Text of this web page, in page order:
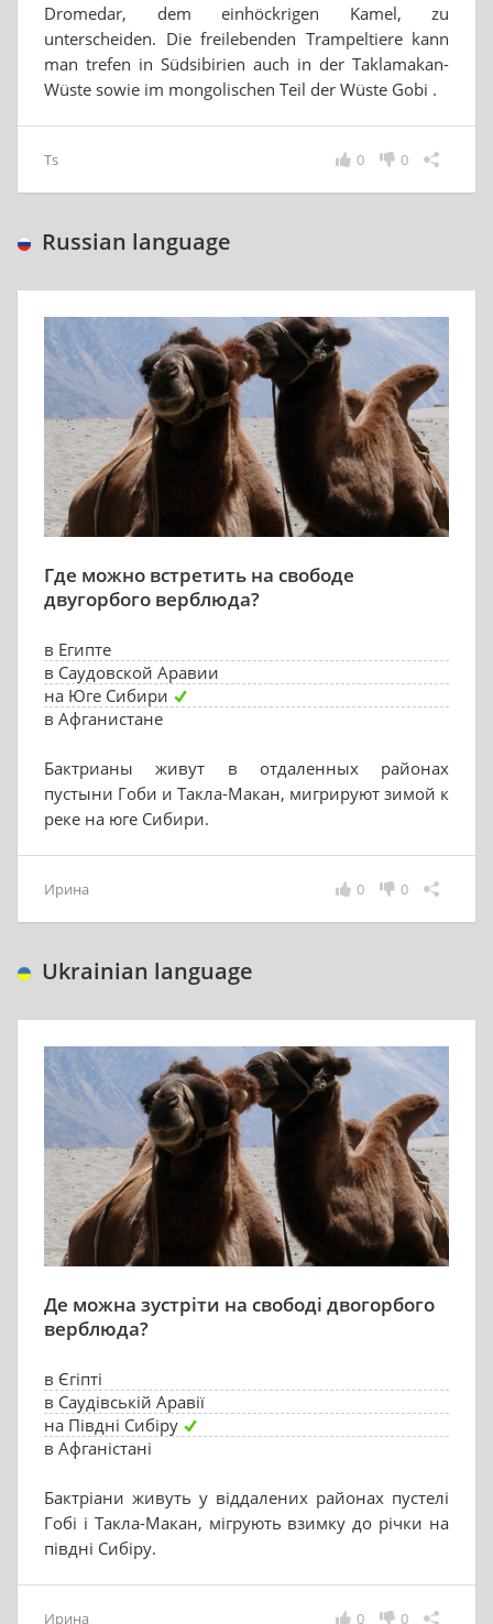
Dromedar, dem einhöckrigen Kamel, zu
unterscheiden. Die freilebenden Trampeltiere kann
man trefen in Südsibirien auch in der Taklamakan-
Wüste sowie im mongolischen Teil der Wüste Gobi .
Ts 0
0
Russian language
Где можно встретить на свободе
двугорбого верблюда?
в Египте
в Саудовской Аравии
на Юге Сибири
в Афганистане
Бактрианы живут в отдаленных районах
пустыни Гоби и Такла-Макан, мигрируют зимой к
реке на юге Сибири.
Ирина 0
0
Ukrainian language
Де можна зустріти на свободі двогорбого
верблюда?
в Єгіпті
в Саудівській Аравії
на Півдні Сибіру
в Афганістані
Бактріани живуть у віддалених районах пустелі
Гобі і Такла-Макан, мігрують взимку до річки на
півдні Сибіру.
Ирина 0
0